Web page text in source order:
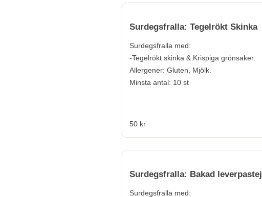
Surdegsfralla: Tegelrökt Skinka
Surdegsfralla med:
-Tegelrökt skinka & Krispiga grönsaker.
Allergener: Gluten, Mjölk.
Minsta antal: 10 st
50 kr
Surdegsfralla: Bakad leverpastej
Surdegsfralla med: